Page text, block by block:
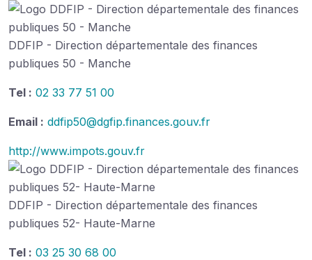
DDFIP - Direction départementale des finances
publiques 50 - Manche
Tel : 02 33 77 51 00
Email : ddfip50@dgfip.finances.gouv.fr
http://www.impots.gouv.fr
DDFIP - Direction départementale des finances
publiques 52- Haute-Marne
Tel : 03 25 30 68 00